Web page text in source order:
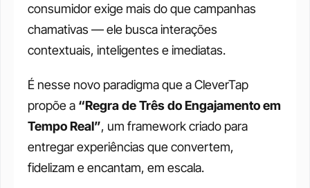
consumidor exige mais do que campanhas
chamativas — ele busca interações
contextuais, inteligentes e imediatas.
É nesse novo paradigma que a CleverTap
propõe a “Regra de Três do Engajamento em
Tempo Real”, um framework criado para
entregar experiências que convertem,
fidelizam e encantam, em escala.